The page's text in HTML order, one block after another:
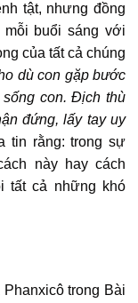
tật, nhưng đồng
buổi sáng với
của tất cả chúng
dù con gặp bước
con. Ðịch thù
đứng, lấy tay uy
tin rằng: trong sự
này hay cách
tất cả những khó
trong Bài